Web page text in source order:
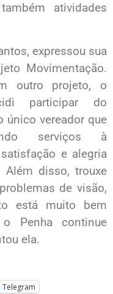
atividades
expressou sua
Movimentação.
outro projeto, o
participar do
único vereador que
serviços à
e alegria
Além disso, trouxe
de visão,
está muito bem
Penha continue
ela.
Telegram